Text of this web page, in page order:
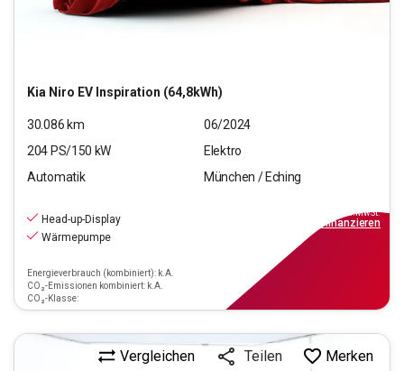
Kia Niro EV Inspiration (64,8kWh)
30.086 km
06/2024
204 PS/150 kW
Elektro
Automatik
München / Eching
Head-up-Display
Wärmepumpe
Energieverbrauch (kombiniert): k.A.
CO₂-Emissionen kombiniert: k.A.
CO₂-Klasse:
inkl.MwSt.
finanzieren
Vergleichen Teilen Merken